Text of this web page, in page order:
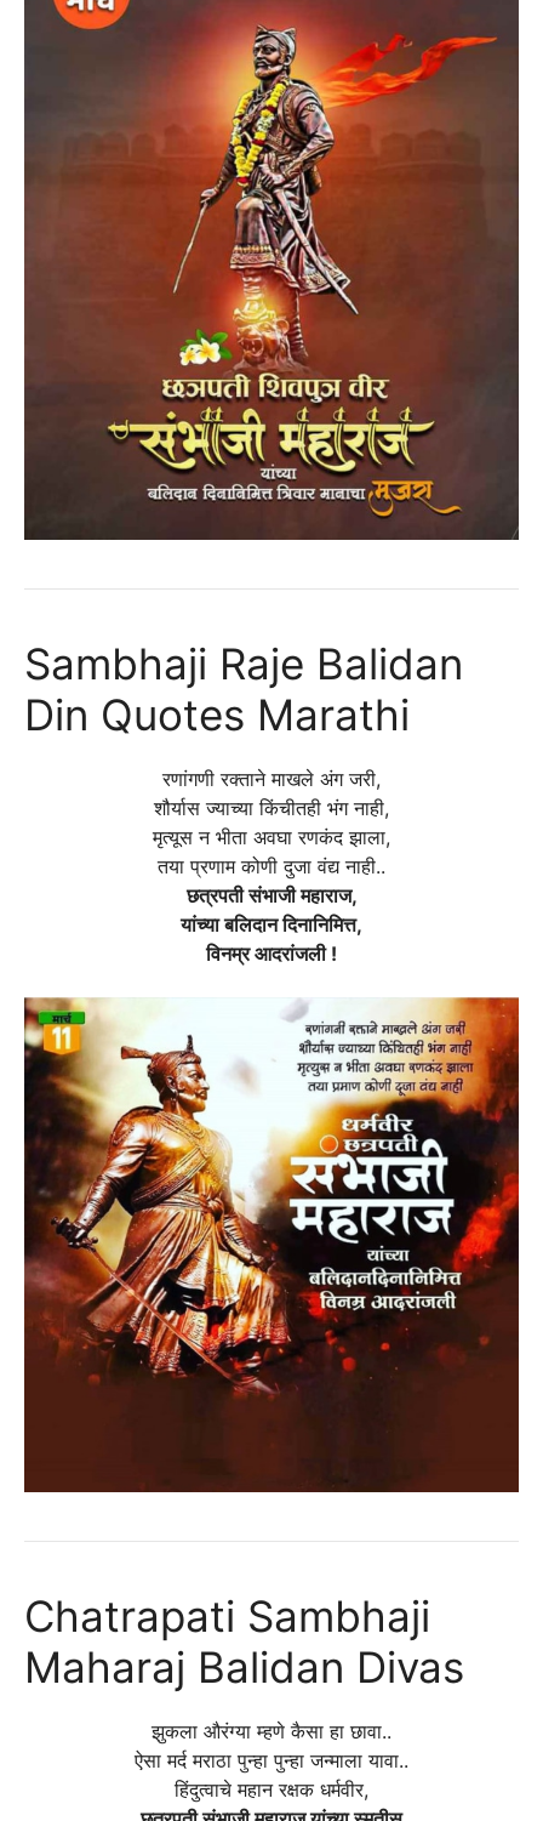
Sambhaji Raje Balidan
Din Quotes Marathi
रणांगणी रक्ताने माखले अंग जरी,
शौर्यास ज्याच्या किंचीतही भंग नाही,
मृत्यूस न भीता अवघा रणकंद झाला,
तया प्रणाम कोणी दुजा वंद्य नाही..
छत्रपती संभाजी महाराज,
यांच्या बलिदान दिनानिमित्त,
विनम्र आदरांजली !
Chatrapati Sambhaji
Maharaj Balidan Divas
झुकला औरंग्या म्हणे कैसा हा छावा..
ऐसा मर्द मराठा पुन्हा पुन्हा जन्माला यावा..
हिंदुत्वाचे महान रक्षक धर्मवीर,